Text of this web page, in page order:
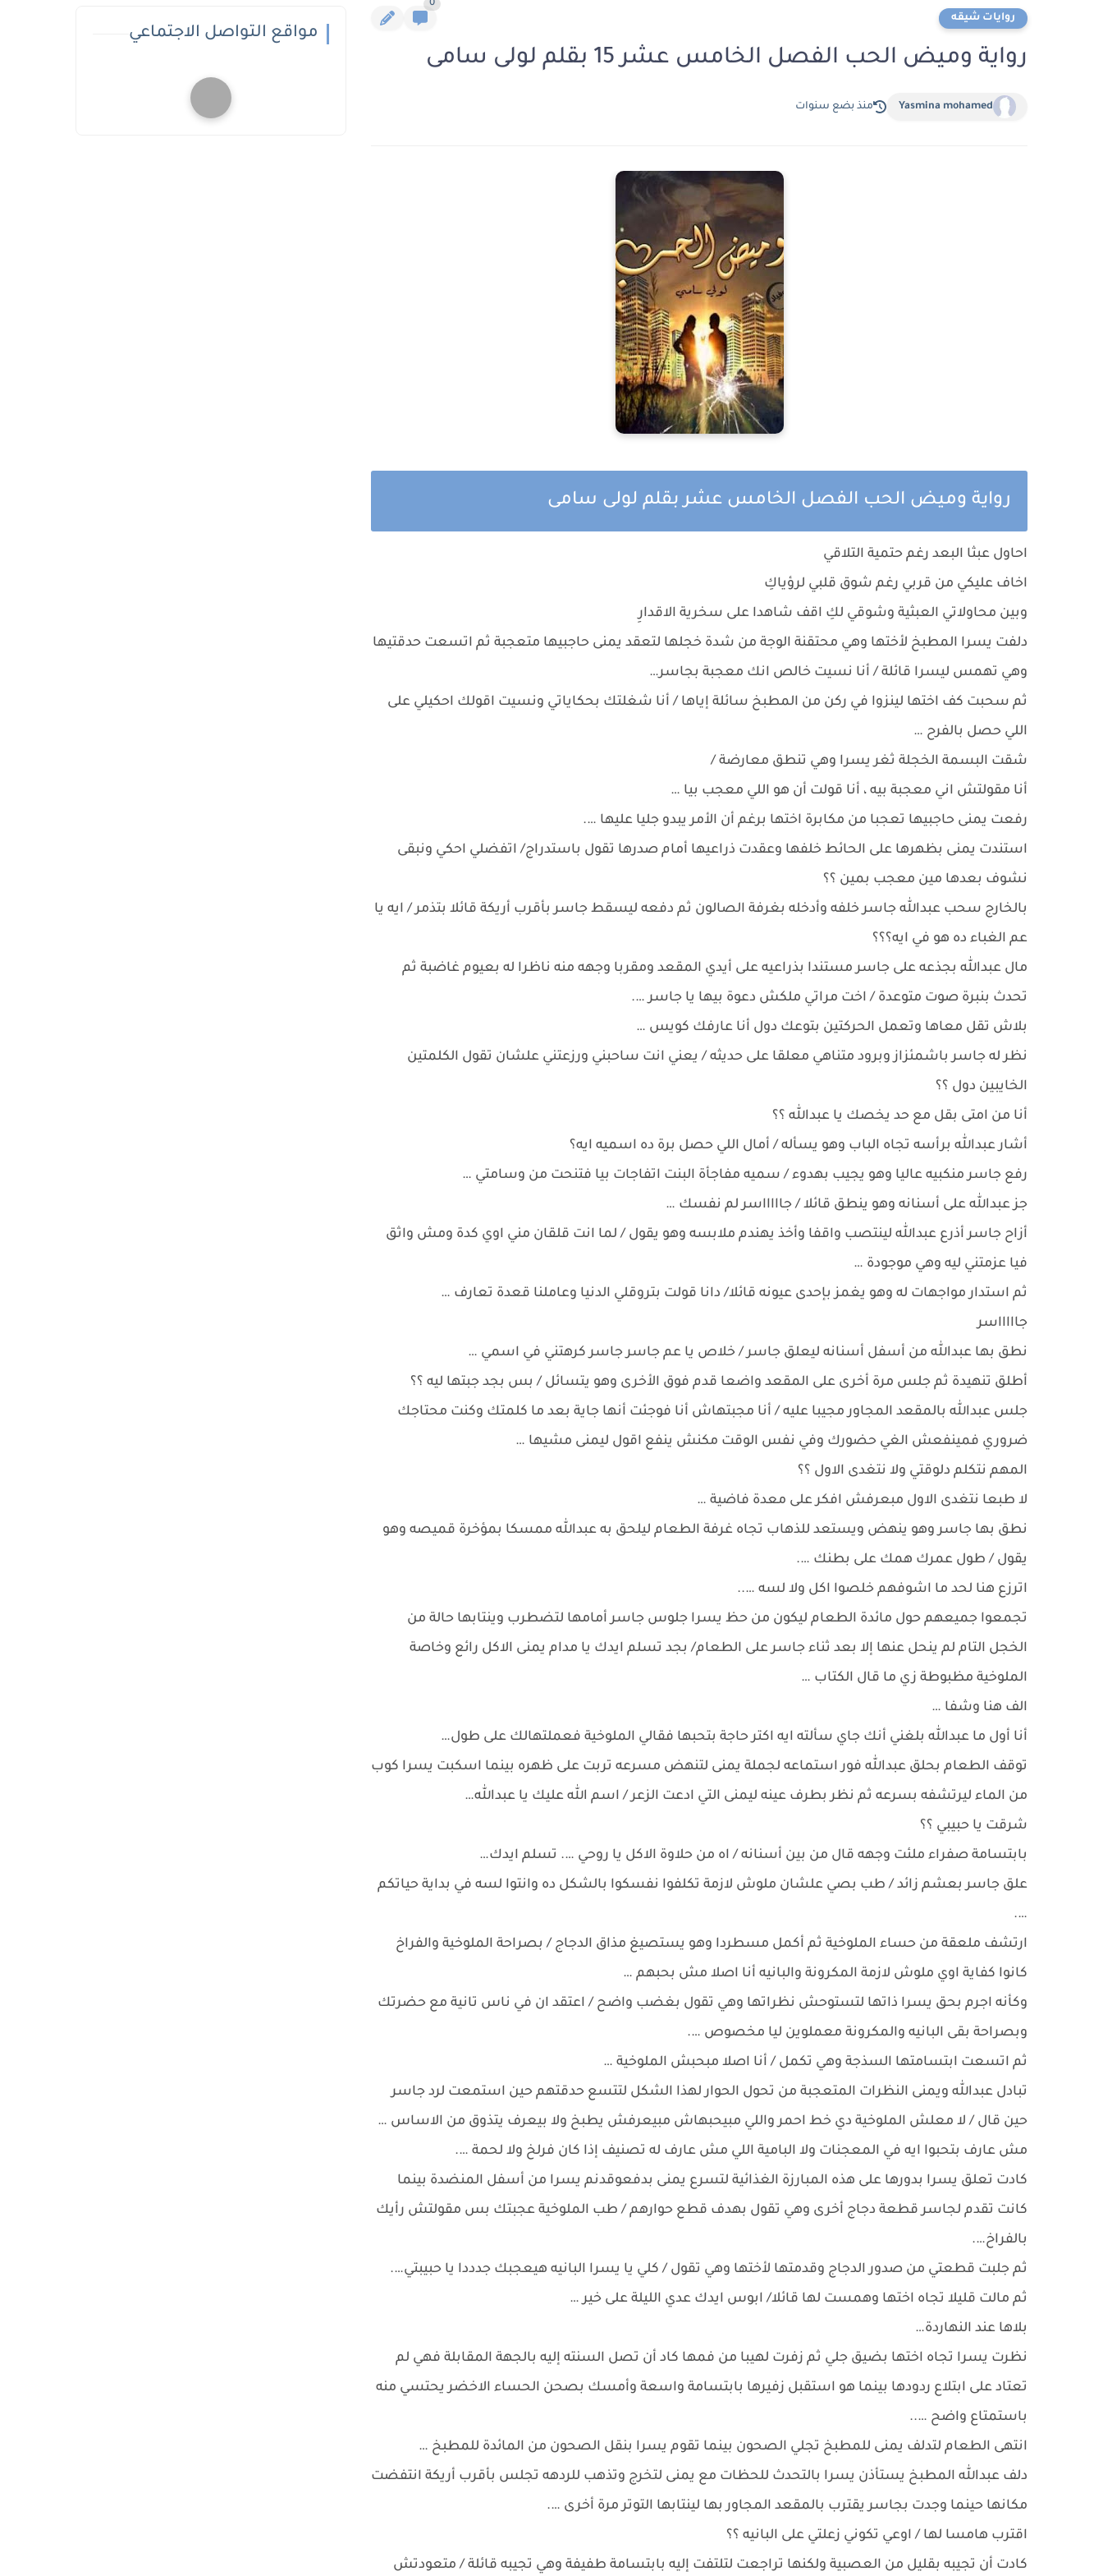
روايات شيقه
0
رواية وميض الحب الفصل الخامس عشر 15 بقلم لولى سامى
Yasmina mohamed منذ بضع سنوات
رواية وميض الحب الفصل الخامس عشر بقلم لولى سامى
احاول عبثا البعد رغم حتمية التلاقي
اخاف عليكي من قربي رغم شوق قلبي لرؤياكِ
وبين محاولاتي العبثية وشوقي لكِ اقف شاهدا على سخرية الاقدارِ
دلفت يسرا المطبخ لأختها وهي محتقنة الوجة من شدة خجلها لتعقد يمنى حاجبيها متعجبة ثم اتسعت حدقتيها
وهي تهمس ليسرا قائلة / أنا نسيت خالص انك معجبة بجاسر…
ثم سحبت كف اختها لينزوا في ركن من المطبخ سائلة إياها / أنا شغلتك بحكاياتي ونسيت اقولك احكيلي على
اللي حصل بالفرح …
شقت البسمة الخجلة ثغر يسرا وهي تنطق معارضة /
أنا مقولتش اني معجبة بيه ، أنا قولت أن هو اللي معجب بيا …
رفعت يمنى حاجبيها تعجبا من مكابرة اختها برغم أن الأمر يبدو جليا عليها ….
استندت يمنى بظهرها على الحائط خلفها وعقدت ذراعيها أمام صدرها تقول باستدراج/ اتفضلي احكي ونبقى
نشوف بعدها مين معجب بمين ؟؟
بالخارج سحب عبدالله جاسر خلفه وأدخله بغرفة الصالون ثم دفعه ليسقط جاسر بأقرب أريكة قائلا بتذمر / ايه يا
عم الغباء ده هو في ايه؟؟؟
مال عبدالله بجذعه على جاسر مستندا بذراعيه على أيدي المقعد ومقربا وجهه منه ناظرا له بعيوم غاضبة ثم
تحدث بنبرة صوت متوعدة / اخت مراتي ملكش دعوة بيها يا جاسر ….
بلاش تقل معاها وتعمل الحركتين بتوعك دول أنا عارفك كويس …
نظر له جاسر باشمئزاز وبرود متناهي معلقا على حديثه / يعني انت ساحبني ورزعتني علشان تقول الكلمتين
الخايبين دول ؟؟
أنا من امتى بقل مع حد يخصك يا عبدالله ؟؟
أشار عبدالله برأسه تجاه الباب وهو يسأله / أمال اللي حصل برة ده اسميه ايه؟
رفع جاسر منكبيه عاليا وهو يجيب بهدوء / سميه مفاجأة البنت اتفاجات بيا فتنحت من وسامتي …
جز عبدالله على أسنانه وهو ينطق قائلا / جاااااسر لم نفسك …
أزاح جاسر أذرع عبدالله لينتصب واقفا وأخذ يهندم ملابسه وهو يقول / لما انت قلقان مني اوي كدة ومش واثق
فيا عزمتني ليه وهي موجودة …
ثم استدار مواجهات له وهو يغمز بإحدى عيونه قائلا/ دانا قولت بتروقلي الدنيا وعاملنا قعدة تعارف …
جاااااسر
نطق بها عبدالله من أسفل أسنانه ليعلق جاسر / خلاص يا عم جاسر جاسر كرهتني في اسمي …
أطلق تنهيدة ثم جلس مرة أخرى على المقعد واضعا قدم فوق الأخرى وهو يتسائل / بس بجد جبتها ليه ؟؟
جلس عبدالله بالمقعد المجاور مجيبا عليه / أنا مجبتهاش أنا فوجئت أنها جاية بعد ما كلمتك وكنت محتاجك
ضروري فمينفعش الغي حضورك وفي نفس الوقت مكنش ينفع اقول ليمنى مشيها …
المهم نتكلم دلوقتي ولا نتغدى الاول ؟؟
لا طبعا نتغدى الاول مبعرفش افكر على معدة فاضية …
نطق بها جاسر وهو ينهض ويستعد للذهاب تجاه غرفة الطعام ليلحق به عبدالله ممسكا بمؤخرة قميصه وهو
يقول / طول عمرك همك على بطنك ….
اترزع هنا لحد ما اشوفهم خلصوا اكل ولا لسه …..
تجمعوا جميعهم حول مائدة الطعام ليكون من حظ يسرا جلوس جاسر أمامها لتضطرب وينتابها حالة من
الخجل التام لم ينحل عنها إلا بعد ثناء جاسر على الطعام/ بجد تسلم ايدك يا مدام يمنى الاكل رائع وخاصة
الملوخية مظبوطة زي ما قال الكتاب …
الف هنا وشفا …
أنا أول ما عبدالله بلغني أنك جاي سألته ايه اكتر حاجة بتحبها فقالي الملوخية فعملتهالك على طول…
توقف الطعام بحلق عبدالله فور استماعه لجملة يمنى لتنهض مسرعه تربت على ظهره بينما اسكبت يسرا كوب
من الماء ليرتشفه بسرعه ثم نظر بطرف عينه ليمنى التي ادعت الزعر / اسم الله عليك يا عبدالله…
شرقت يا حبيبي ؟؟
بابتسامة صفراء ملئت وجهه قال من بين أسنانه / اه من حلاوة الاكل يا روحي …. تسلم ايدك…
علق جاسر بعشم زائد / طب بصي علشان ملوش لازمة تكلفوا نفسكوا بالشكل ده وانتوا لسه في بداية حياتكم
….
ارتشف ملعقة من حساء الملوخية ثم أكمل مسطردا وهو يستصيغ مذاق الدجاج / بصراحة الملوخية والفراخ
كانوا كفاية اوي ملوش لازمة المكرونة والبانيه أنا اصلا مش بحبهم …
وكأنه اجرم بحق يسرا ذاتها لتستوحش نظراتها وهي تقول بغضب واضح / اعتقد ان في ناس تانية مع حضرتك
وبصراحة بقى البانيه والمكرونة معملوين ليا مخصوص ….
ثم اتسعت ابتسامتها السذجة وهي تكمل / أنا اصلا مبحبش الملوخية …
تبادل عبدالله ويمنى النظرات المتعجبة من تحول الحوار لهذا الشكل لتتسع حدقتهم حين استمعت لرد جاسر
حين قال / لا معلش الملوخية دي خط احمر واللي مبيحبهاش مبيعرفش يطبخ ولا بيعرف يتذوق من الاساس …
مش عارف بتحبوا ايه في المعجنات ولا البامية اللي مش عارف له تصنيف إذا كان فرلخ ولا لحمة ….
كادت تعلق يسرا بدورها على هذه المبارزة الغذائية لتسرع يمنى بدفعوقدنم يسرا من أسفل المنضدة بينما
كانت تقدم لجاسر قطعة دجاج أخرى وهي تقول بهدف قطع حوارهم / طب الملوخية عجبتك بس مقولتش رأيك
بالفراخ….
ثم جلبت قطعتي من صدور الدجاج وقدمتها لأختها وهي تقول / كلي يا يسرا البانيه هيعجبك جدددا يا حبيبتي….
ثم مالت قليلا تجاه اختها وهمست لها قائلا/ ابوس ايدك عدي الليلة على خير …
بلاها عند النهاردة…
نظرت يسرا تجاه اختها بضيق جلي ثم زفرت لهيبا من فمها كاد أن تصل السنته إليه بالجهة المقابلة فهي لم
تعتاد على ابتلاع ردودها بينما هو استقبل زفيرها بابتسامة واسعة وأمسك بصحن الحساء الاخضر يحتسي منه
باستمتاع واضح …..
انتهى الطعام لتدلف يمنى للمطبخ تجلي الصحون بينما تقوم يسرا بنقل الصحون من المائدة للمطبخ …
دلف عبدالله المطبخ يستأذن يسرا بالتحدث للحظات مع يمنى لتخرج وتذهب للردهه تجلس بأقرب أريكة انتفضت
مكانها حينما وجدت بجاسر يقترب بالمقعد المجاور بها لينتابها التوتر مرة أخرى ….
اقترب هامسا لها / اوعي تكوني زعلتي على البانيه ؟؟
كادت أن تجيبه بقليل من العصبية ولكنها تراجعت لتلتفت إليه بابتسامة طفيفة وهي تجيبه قائلة / متعودتش
مواقع التواصل الاجتماعي